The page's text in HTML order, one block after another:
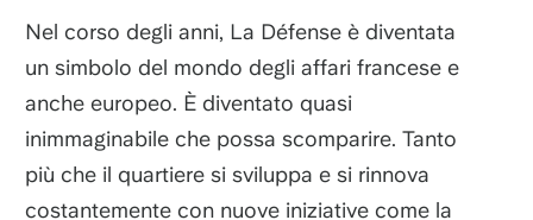
Nel corso degli anni, La Défense è diventata
un simbolo del mondo degli affari francese e
anche europeo. È diventato quasi
inimmaginabile che possa scomparire. Tanto
più che il quartiere si sviluppa e si rinnova
costantemente con nuove iniziative come la